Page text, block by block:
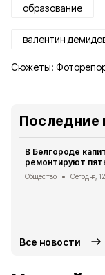
образование
валентин
Сюжеты:
Последние
В Белгороде
ремонтируют
Общество Сегодня,
Все новости